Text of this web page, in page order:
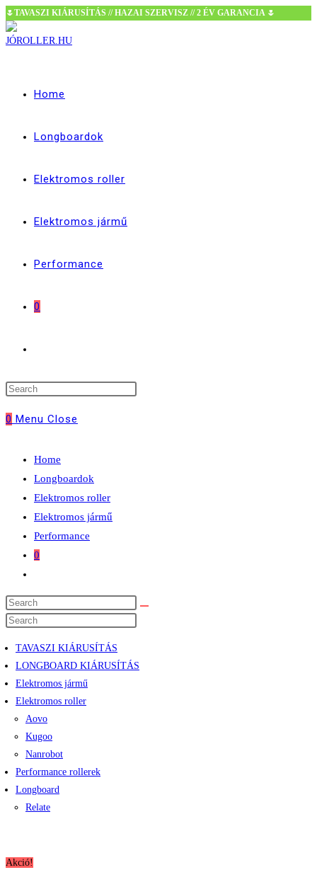
Skip
to
🌷TAVASZI KIÁRUSÍTÁS // HAZAI SZERVISZ // 2 ÉV GARANCIA 🌷
Home
Longboardok
Elektromos roller
Elektromos jármű
Performance
0
website
0 Menu Close
Home
Longboardok
Elektromos roller
Elektromos jármű
Performance
0
search
TAVASZI KIÁRUSÍTÁS
LONGBOARD KIÁRUSÍTÁS
Elektromos jármű
Elektromos roller
Aovo
Kugoo
Nanrobot
Performance rollerek
Longboard
Relate
Akció!